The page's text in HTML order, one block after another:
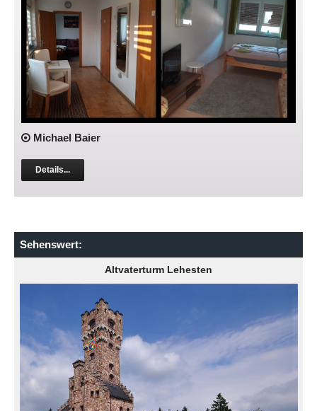
Michael Baier
Details...
Sehenswert:
Altvaterturm Lehesten